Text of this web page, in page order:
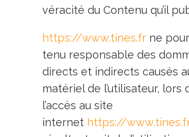
véracité du Contenu qu’il
https://www.tines.fr ne
tenu responsable des
directs et indirects causés
matériel de l’utilisateur, lors
l’accès au site
internet https://www.tines.fr